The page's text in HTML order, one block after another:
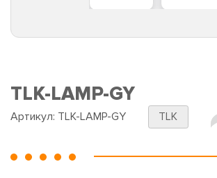
TLK-LAMP-GY
Артикул: TLK-LAMP-GY TLK